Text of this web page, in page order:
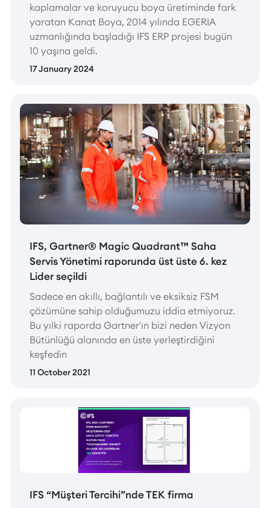
kaplamalar ve koruyucu boya üretiminde fark
yaratan Kanat Boya, 2014 yılında EGERIA
uzmanlığında başladığı IFS ERP projesi bugün
10 yaşına geldi.
17 January 2024
IFS, Gartner® Magic Quadrant™ Saha
Servis Yönetimi raporunda üst üste 6. kez
Lider seçildi
Sadece en akıllı, bağlantılı ve eksiksiz FSM
çözümüne sahip olduğumuzu iddia etmiyoruz.
Bu yılki raporda Gartner'ın bizi neden Vizyon
Bütünlüğü alanında en üste yerleştirdiğini
keşfedin
11 October 2021
IFS “Müşteri Tercihi”nde TEK firma